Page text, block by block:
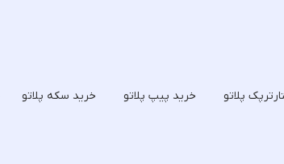
پلاتو خرید پیپ پلاتو خرید سکه پلاتو